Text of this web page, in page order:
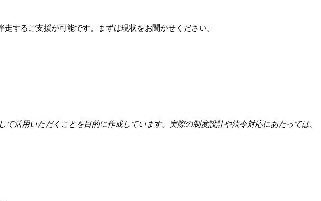
するご支援が可能です。まずは現状をお聞かせください。
活用いただくことを目的に作成しています。実際の制度設計や法令対応にあたっては、